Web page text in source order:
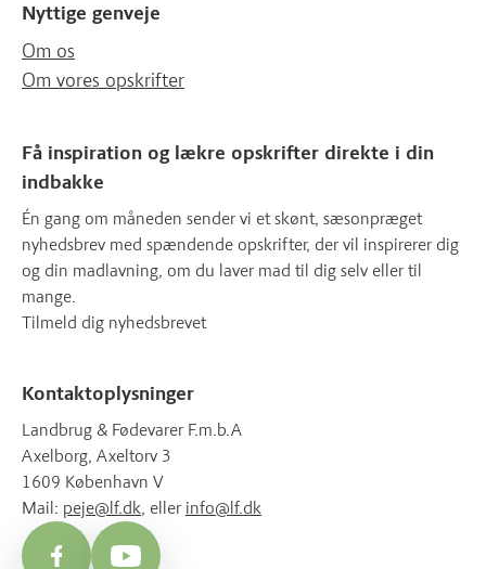
Nyttige genveje
Om os
Om vores opskrifter
Få inspiration og lækre opskrifter direkte i din
indbakke
Én gang om måneden sender vi et skønt, sæsonpræget
nyhedsbrev med spændende opskrifter, der vil inspirerer dig
og din madlavning, om du laver mad til dig selv eller til
mange.
Tilmeld dig nyhedsbrevet
Kontaktoplysninger
Landbrug & Fødevarer F.m.b.A
Axelborg, Axeltorv 3
1609 København V
Mail: peje@lf.dk, eller info@lf.dk